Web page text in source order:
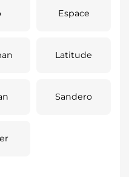
Espace
Latitude
Sandero